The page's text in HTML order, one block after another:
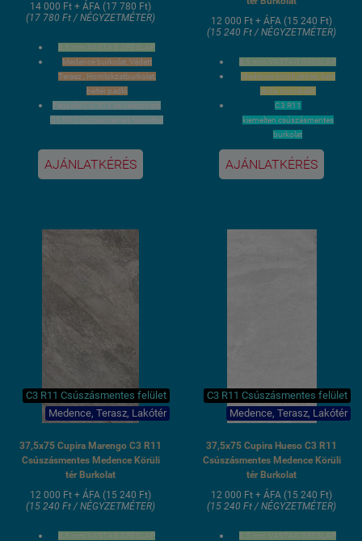
14 000 Ft + ÁFA (17 780 Ft)
(17 780 Ft / NÉGYZETMÉTER)
8,5 mm VASTAG GRESLAP
Medence burkolat, Védett
Terasz , Homlokzatburkolat,
beltér padló
Fagyálló C3-R11 és válaszható
C1 R9 Csúszásmentes felülelttel
60x120 cm méret
Fagyálló
Lézervágott élcsiszolt oldalak
AJÁNLATKÉRÉS
12 000 Ft + ÁFA (15 240 Ft)
(15 240 Ft / NÉGYZETMÉTER)
8,5 mm VASTAG GRESLAP
Medence körüli járótér, kerti
járda, kocsibálló
C3 R11
kiemelten csúszásmentes
burkolat
37,5x75 cm méret / 4 lap 1,12
m2 gyári kiszerelés
Fagyálló
AJÁNLATKÉRÉS
C3 R11 Csúszásmentes felület
Medence, Terasz, Lakótér
37,5x75 Cupira Marengo C3 R11
Csúszásmentes Medence Körüli
tér Burkolat
12 000 Ft + ÁFA (15 240 Ft)
(15 240 Ft / NÉGYZETMÉTER)
8,5 mm VASTAG GRESLAP
C3 R11 Csúszásmentes felület
Medence, Terasz, Lakótér
37,5x75 Cupira Hueso C3 R11
Csúszásmentes Medence Körüli
tér Burkolat
12 000 Ft + ÁFA (15 240 Ft)
(15 240 Ft / NÉGYZETMÉTER)
8,5 mm VASTAG GRESLAP